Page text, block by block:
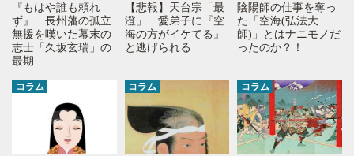
『もはや誰も頼れ
ず』…長州藩の孤立
無援を嘆いた幕末の
志士「久坂玄瑞」の
最期
【悲報】天台宗「最
澄」…愛弟子に『空
海の方がイケてる』
と逃げられる
陰陽師の仕事を奪っ
た「空海(弘法大
師)」とはナニモノだ
ったのか？！
コラム コラム コラム